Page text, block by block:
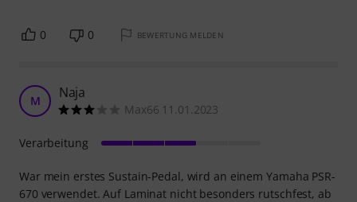
0 0 BEWERTUNG MELDEN
M Naja
Max66 11.01.2023
War mein erstes Sustain-Pedal, wird an einem Yamaha PSR-
670 verwendet. Auf Laminat nicht besonders rutschfest, ab
Verarbeitung